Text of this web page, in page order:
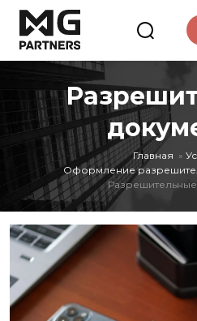
Главная
Оформление